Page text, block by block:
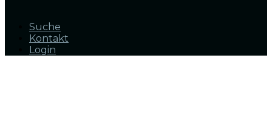
Suche
Kontakt
Login